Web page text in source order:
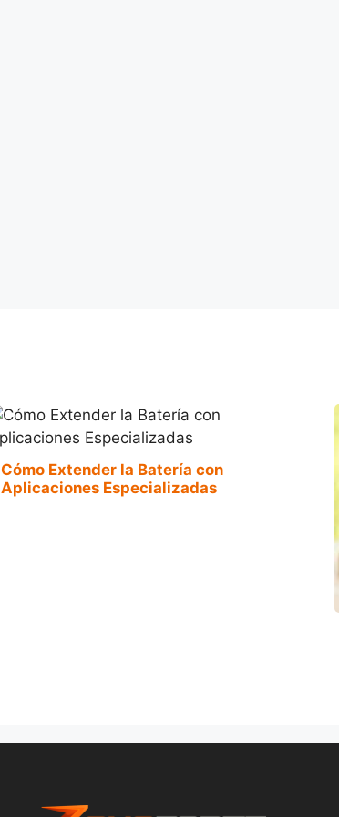
Cómo Extender la Batería con
Aplicaciones Especializadas